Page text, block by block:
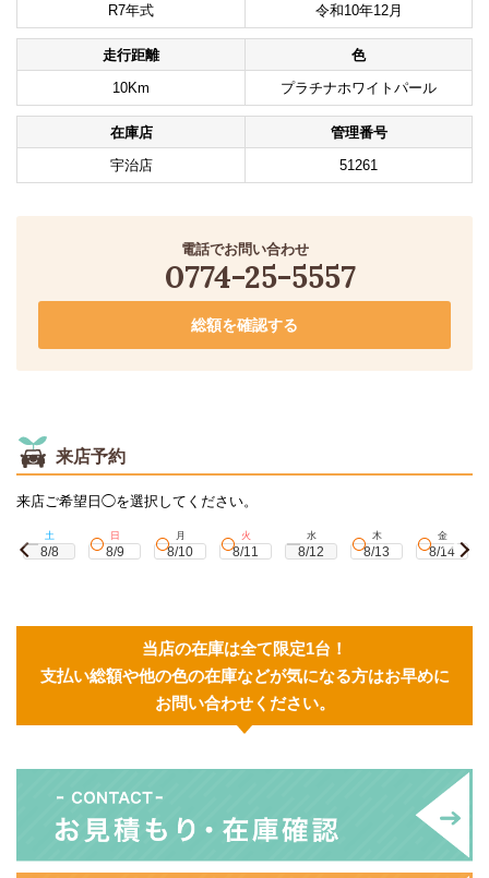
R7年式
令和10年12月
走行距離
色
10Km
プラチナホワイトパール
在庫店
管理番号
宇治店
51261
電話でお問い合わせ
0774-25-5557
総額を確認する
来店予約
来店ご希望日◯を選択してください。
土
8/8
日
8/9
月
8/10
火
8/11
水
8/12
木
8/13
金
8/14
当店の在庫は全て限定1台！
支払い総額や他の色の在庫などが気になる方はお早めに
お問い合わせください。